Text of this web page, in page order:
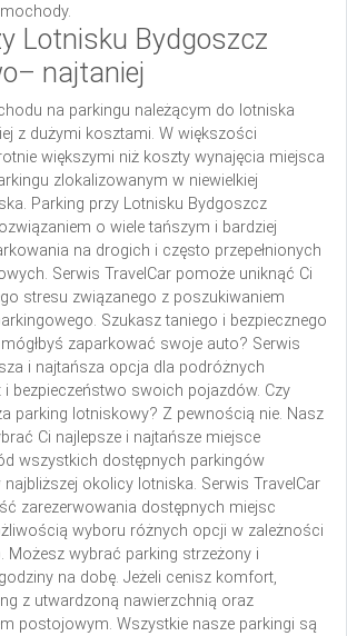
Lotnisku Bydgoszcz
najtaniej
na parkingu należącym do lotniska
z dużymi kosztami. W większości
większymi niż koszty wynajęcia miejsca
zlokalizowanym w niewielkiej
Parking przy Lotnisku Bydgoszcz
o wiele tańszym i bardziej
na drogich i często przepełnionych
Serwis TravelCar pomoże uniknąć Ci
stresu związanego z poszukiwaniem
Szukasz taniego i bezpiecznego
zaparkować swoje auto? Serwis
i najtańsza opcja dla podróżnych
bezpieczeństwo swoich pojazdów. Czy
parking lotniskowy? Z pewnością nie. Nasz
Ci najlepsze i najtańsze miejsce
wszystkich dostępnych parkingów
okolicy lotniska. Serwis TravelCar
zarezerwowania dostępnych miejsc
wyboru różnych opcji w zależności
Możesz wybrać parking strzeżony i
na dobę. Jeżeli cenisz komfort,
z utwardzoną nawierzchnią oraz
postojowym. Wszystkie nasze parkingi są